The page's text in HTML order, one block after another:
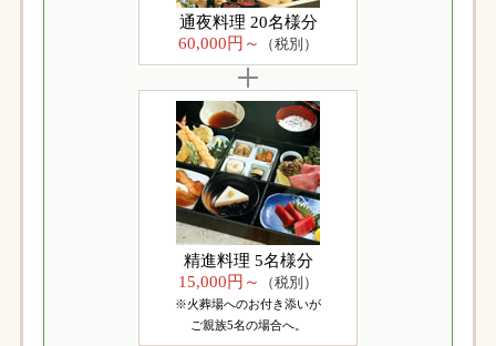
通夜料理 20名様分
60,000円～
（税別）
精進料理 5名様分
15,000円～
（税別）
※火葬場へのお付き添いが
ご親族5名の場合へ。